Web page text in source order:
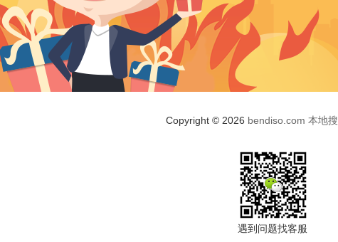
Copyright © 2026 bendiso.com 本地搜
遇到问题找客服